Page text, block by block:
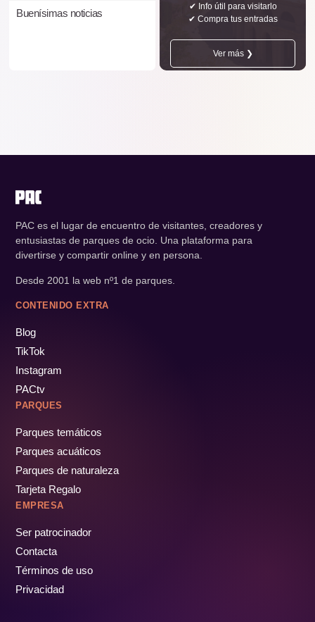
Buenísimas noticias
✔ Info útil para visitarlo
✔ Compra tus entradas
Ver más ❯
PAC es el lugar de encuentro de visitantes, creadores y
entusiastas de parques de ocio. Una plataforma para
divertirse y compartir online y en persona.
Desde 2001 la web nº1 de parques.
CONTENIDO EXTRA
Blog
TikTok
Instagram
PACtv
PARQUES
Parques temáticos
Parques acuáticos
Parques de naturaleza
Tarjeta Regalo
EMPRESA
Ser patrocinador
Contacta
Términos de uso
Privacidad